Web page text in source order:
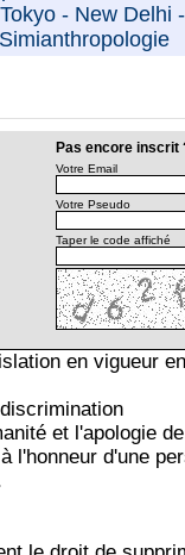
Tokyo - New Delhi
Pas encore inscrit
Votre Email
Votre Pseudo
Taper le code affiché